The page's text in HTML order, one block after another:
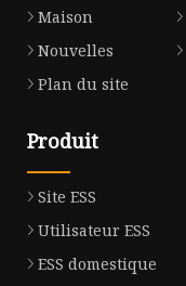
Maison
Nouvelles
Plan du site
Produit
Site ESS
Utilisateur ESS
ESS domestique